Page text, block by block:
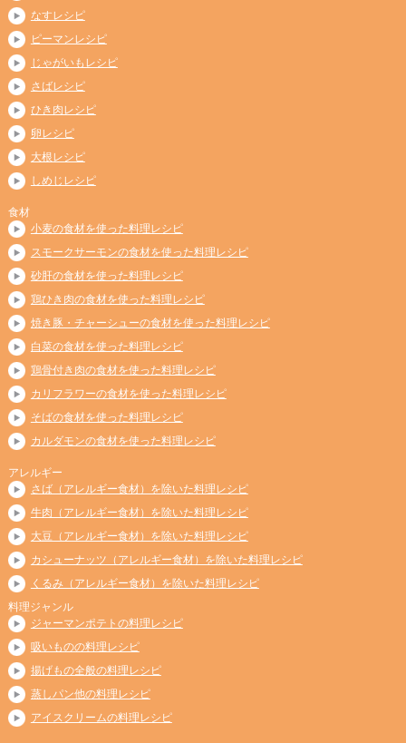
なすレシピ
ピーマンレシピ
じゃがいもレシピ
さばレシピ
ひき肉レシピ
卵レシピ
大根レシピ
しめじレシピ
食材
小麦の食材を使った料理レシピ
スモークサーモンの食材を使った料理レシピ
砂肝の食材を使った料理レシピ
鶏ひき肉の食材を使った料理レシピ
焼き豚・チャーシューの食材を使った料理レシピ
白菜の食材を使った料理レシピ
鶏骨付き肉の食材を使った料理レシピ
カリフラワーの食材を使った料理レシピ
そばの食材を使った料理レシピ
カルダモンの食材を使った料理レシピ
アレルギー
さば（アレルギー食材）を除いた料理レシピ
牛肉（アレルギー食材）を除いた料理レシピ
大豆（アレルギー食材）を除いた料理レシピ
カシューナッツ（アレルギー食材）を除いた料理レシピ
くるみ（アレルギー食材）を除いた料理レシピ
料理ジャンル
ジャーマンポテトの料理レシピ
吸いものの料理レシピ
揚げもの全般の料理レシピ
蒸しパン他の料理レシピ
アイスクリームの料理レシピ